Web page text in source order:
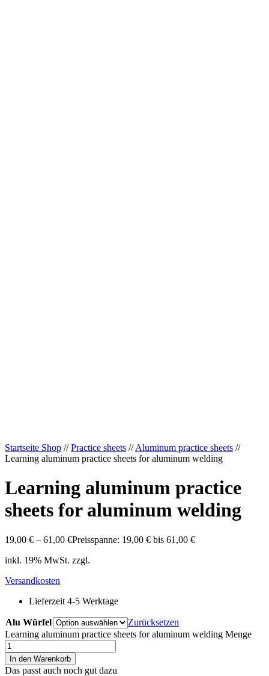
Startseite Shop //Practice sheets //Aluminum practice sheets //
Learning aluminum practice sheets for aluminum welding
Learning aluminum practice
sheets for aluminum welding
19,00 € – 61,00 €Preisspanne: 19,00 € bis 61,00 €
inkl. 19% MwSt. zzgl.
Versandkosten
Lieferzeit 4-5 Werktage
Alu Würfel
Zurücksetzen
Learning aluminum practice sheets for aluminum welding Menge
In den Warenkorb
Das passt auch noch gut dazu